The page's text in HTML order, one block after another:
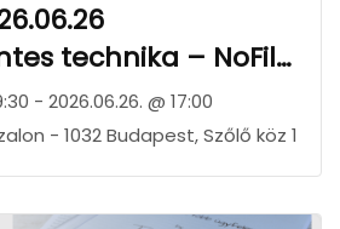
technika – NoFile!
BUDAPEST
- 2026.06.26. @ 17:00
- 1032 Budapest, Szőlő köz 1